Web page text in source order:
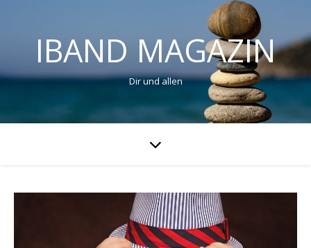
IBAND MAGAZIN
Dir und allen